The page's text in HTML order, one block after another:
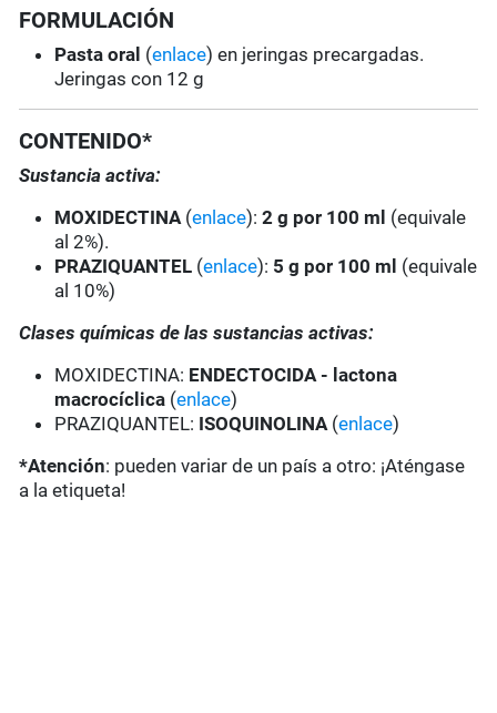
FORMULACIÓN
Pasta oral (enlace) en jeringas precargadas.
Jeringas con 12 g
CONTENIDO*
Sustancia activa:
MOXIDECTINA (enlace):2 g por 100 ml (equivale
al 2%).
PRAZIQUANTEL (enlace): 5 g por 100 ml (equivale
al 10%)
Clases químicas de las sustancias activas:
MOXIDECTINA: ENDECTOCIDA - lactona
macrocíclica (enlace)
PRAZIQUANTEL: ISOQUINOLINA(enlace)
*Atención: pueden variar de un país a otro: ¡Aténgase
a la etiqueta!